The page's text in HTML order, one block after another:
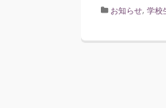
お知らせ, 学校